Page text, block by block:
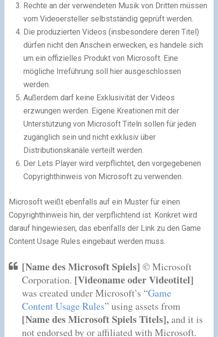
Rechte an der verwendeten Musik von Dritten müssen
vom Videoersteller selbstständig geprüft werden.
Die produzierten Videos (insbesondere deren Titel)
dürfen nicht den Anschein erwecken, es handele sich
um ein offizielles Produkt von Microsoft. Eine
mögliche Irreführung soll hier ausgeschlossen
werden.
Außerdem darf keine Exklusivität der Videos
erzwungen werden. Eigene Kreationen mit der
Unterstützung von Microsoft Titeln sollen für jeden
zugänglich sein und nicht exklusiv über
Distributionskanäle verteilt werden.
Der Lets Player wird verpflichtet, den vorgegebenen
Copyrighthinweis von Microsoft zu verwenden.
Microsoft weißt ebenfalls auf ein Muster für einen
Copyrighthinweis hin, der verpflichtend ist. Konkret wird
darauf hingewiesen, das ebenfalls der Link zu den Game
Content Usage Rules eingebaut werden muss.
[Name des Microsoft Spiels] © Microsoft
Corporation. [Videoname oder Videotitel]
was created under Microsoft’s “Game
Content Usage Rules” using assets from
[Name des Microsoft Spiels Titels],and it is
not endorsed by or affiliated with Microsoft.